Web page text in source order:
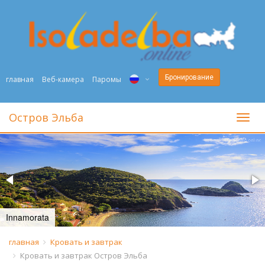
главная Веб-камера Паромы
ENG
DEU
NED
FRA
Бронирование
Остров Эльба
Innamorata
главная
Кровать и завтрак
Кровать и завтрак Остров Эльба